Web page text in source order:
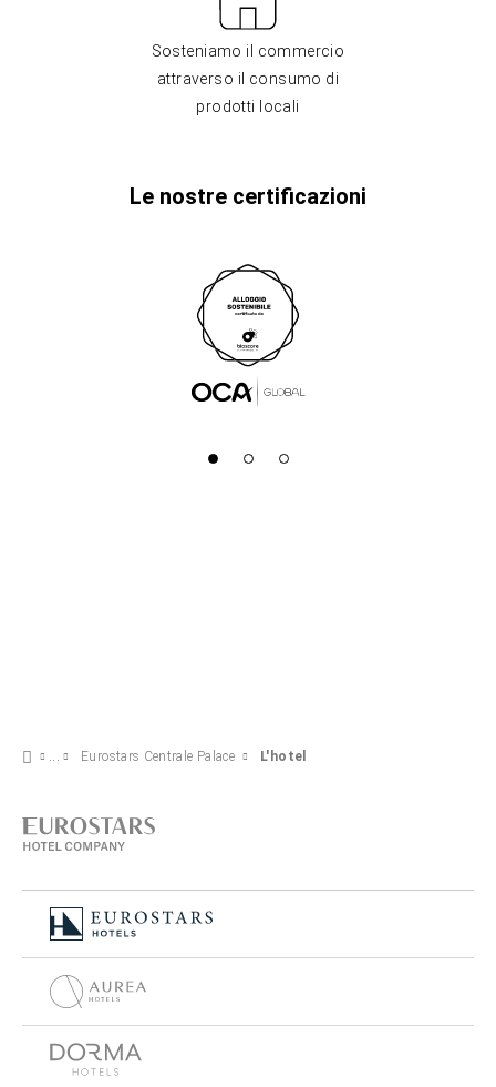
Sosteniamo il commercio
attraverso il consumo di
prodotti locali
Le nostre certificazioni
Eurostars Centrale Palace L'hotel